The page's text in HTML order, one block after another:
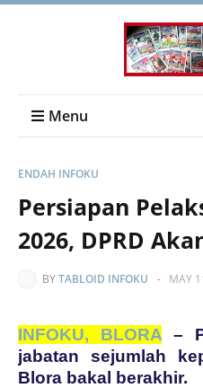
Menu
ENDAH INFOKU
Persiapan
2026, DPRD
BYTABLOID INFOKU - MAY
INFOKU, BLORA –
jabatan sejumlah
Blora bakal berakhir.